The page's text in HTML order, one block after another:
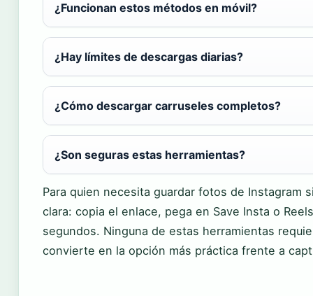
¿Funcionan estos métodos en móvil?
¿Hay límites de descargas diarias?
¿Cómo descargar carruseles completos?
¿Son seguras estas herramientas?
Para quien necesita guardar fotos de Instagram
clara: copia el enlace, pega en Save Insta o
segundos. Ninguna de estas herramientas
convierte en la opción más práctica frente a